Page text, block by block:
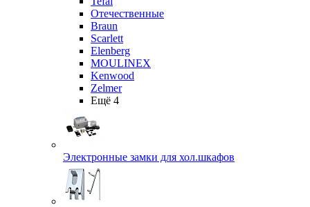
Отечественные
Braun
Scarlett
Elenberg
MOULINEX
Kenwood
Zelmer
Ещё 4
Электронные замки для хол.шкафов